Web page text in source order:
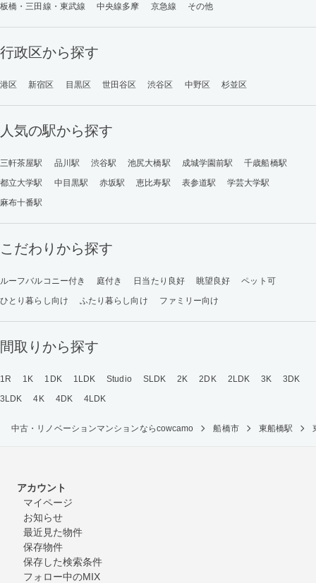
板橋・三田線・東武線
中央線多摩 京急線 その他
行政区から探す
港区 新宿区 目黒区 世田谷区 渋谷区 中野区 杉並区
人気の駅から探す
三軒茶屋駅 品川駅 渋谷駅 池尻大橋駅 成城学園前駅
千歳船橋駅
都立大学駅
中目黒駅 赤坂駅 恵比寿駅 表参道駅
学芸大学駅
麻布十番駅
こだわりから探す
ルーフバルコニー付き 庭付き 日当たり良好 眺望良好
ペット可
ひとり暮らし向け
ふたり暮らし向け ファミリー向け
間取りから探す
1R 1K 1DK 1LDK Studio SLDK 2K 2DK 2LDK 3K
3DK
3LDK
4K 4DK 4LDK
中古・リノベーションマンションならcowcamo 船橋市 東船橋駅
アカウント
マイページ
お知らせ
最近見た物件
保存物件
保存した検索条件
フォロー中のMIX